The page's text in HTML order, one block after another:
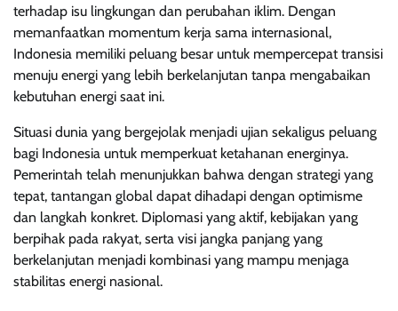
terhadap isu lingkungan dan perubahan iklim. Dengan
memanfaatkan momentum kerja sama internasional,
Indonesia memiliki peluang besar untuk mempercepat transisi
menuju energi yang lebih berkelanjutan tanpa mengabaikan
kebutuhan energi saat ini.
Situasi dunia yang bergejolak menjadi ujian sekaligus peluang
bagi Indonesia untuk memperkuat ketahanan energinya.
Pemerintah telah menunjukkan bahwa dengan strategi yang
tepat, tantangan global dapat dihadapi dengan optimisme
dan langkah konkret. Diplomasi yang aktif, kebijakan yang
berpihak pada rakyat, serta visi jangka panjang yang
berkelanjutan menjadi kombinasi yang mampu menjaga
stabilitas energi nasional.